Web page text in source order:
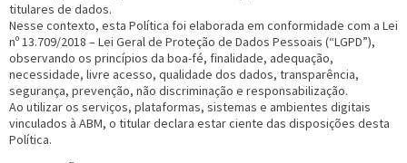
titulares de dados.
Nesse contexto, esta Política foi elaborada em conformidade com a Lei
nº 13.709/2018 – Lei Geral de Proteção de Dados Pessoais (“LGPD”),
observando os princípios da boa-fé, finalidade, adequação,
necessidade, livre acesso, qualidade dos dados, transparência,
segurança, prevenção, não discriminação e responsabilização.
Ao utilizar os serviços, plataformas, sistemas e ambientes digitais
vinculados à ABM, o titular declara estar ciente das disposições desta
Política.